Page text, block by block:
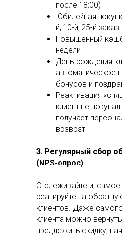
после 18:00)
Юбилейная
й, 10-й, 25-й заказ
Повышенный
недели
День рождения
автоматическое
бонусов и
Реактивация
клиент не
получает
возврат
3. Регулярный сбор
(NPS-опрос)
Отслеживайте и, самое
реагируйте на
клиентов. Даже
клиента можно вернуть
предложить скидку,